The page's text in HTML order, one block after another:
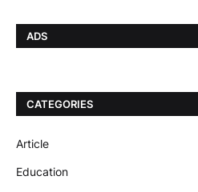
ADS
CATEGORIES
Article
Education